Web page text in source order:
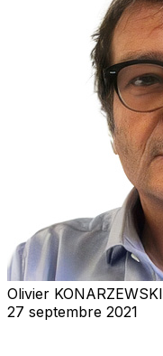
Olivier KONARZEWSKI
27 septembre 2021